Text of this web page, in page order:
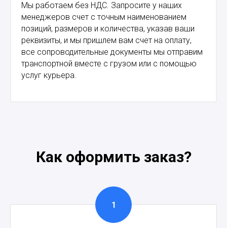
Мы работаем без НДС. Запросите у наших
менеджеров счет с точным наименованием
позиций, размеров и количества, указав ваши
реквизиты, и мы пришлем вам счет на оплату,
все сопроводительные документы мы отправим
транспортной вместе с грузом или с помощью
услуг курьера.
Как оформить заказ?